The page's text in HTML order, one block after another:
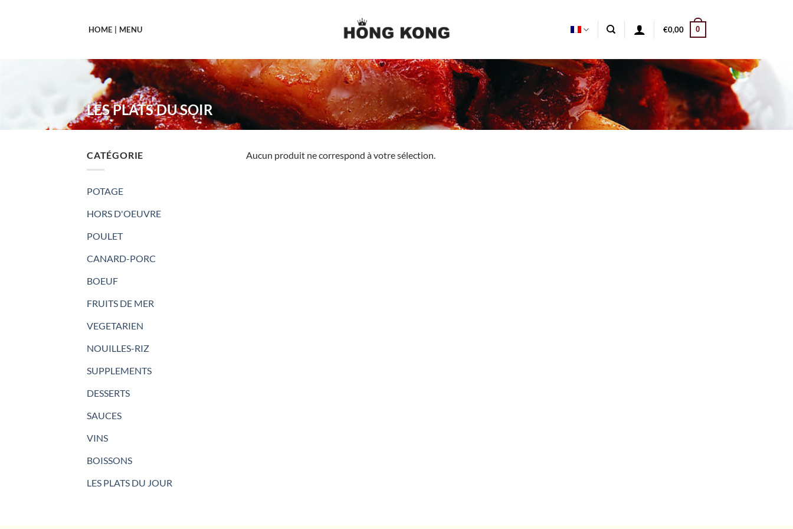
HOME | MENU €0,00 0
LES PLATS DU SOIR
CATÉGORIE
POTAGE
HORS D'OEUVRE
POULET
CANARD-PORC
BOEUF
FRUITS DE MER
VEGETARIEN
NOUILLES-RIZ
SUPPLEMENTS
DESSERTS
SAUCES
VINS
BOISSONS
LES PLATS DU JOUR
Aucun produit ne correspond à votre sélection.